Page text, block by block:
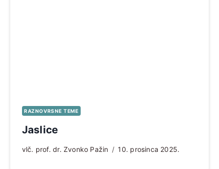
RAZNOVRSNE TEME
Jaslice
vlč. prof. dr. Zvonko Pažin 10. prosinca 2025.